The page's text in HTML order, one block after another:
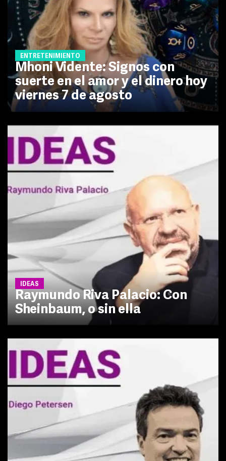
ENTRETENIMIENTO
Mhoni Vidente: Signos con
suerte en el amor y el dinero hoy
viernes 7 de agosto
IDEAS
Raymundo Riva Palacio: Con
Sheinbaum, o sin ella